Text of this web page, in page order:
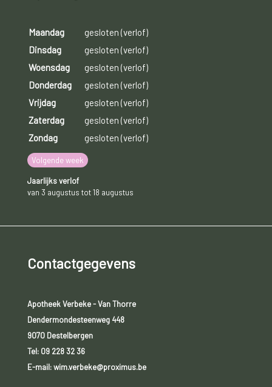
Maandag
gesloten (verlof)
Dinsdag
gesloten (verlof)
Woensdag
gesloten (verlof)
Donderdag
gesloten (verlof)
Vrijdag
gesloten (verlof)
Zaterdag
gesloten (verlof)
Zondag
gesloten (verlof)
Volgende week
Jaarlijks verlof
van 3 augustus tot 18 augustus
Contactgegevens
Apotheek Verbeke - Van Thorre
Dendermondesteenweg 448
9070 Destelbergen
Tel: 09 228 32 36
E-mail: wim.verbeke@proximus.be